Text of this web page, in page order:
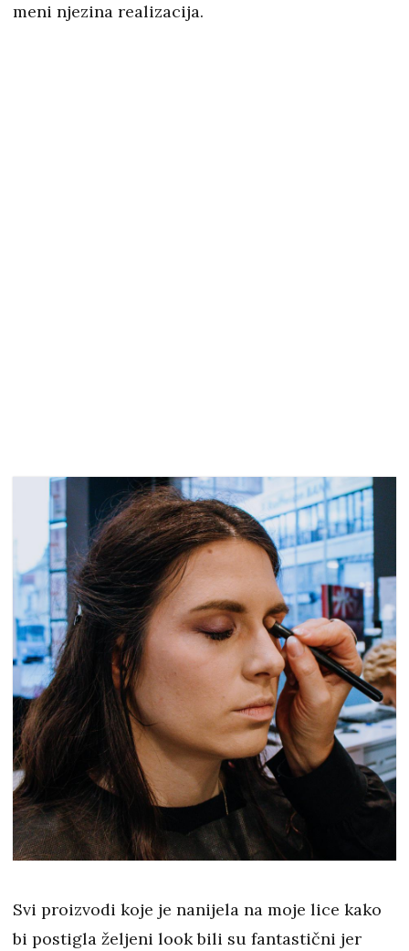
meni njezina realizacija.
Svi proizvodi koje je nanijela na moje lice kako
bi postigla željeni look bili su fantastični jer